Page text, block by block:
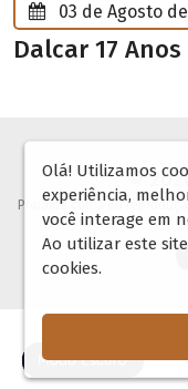
🌓
03 de Agosto de
Dalcar 17 Anos
©
Proibida copia ou
Olá! Utilizamos
experiência,
você interage em
Ao utilizar este
cookies.